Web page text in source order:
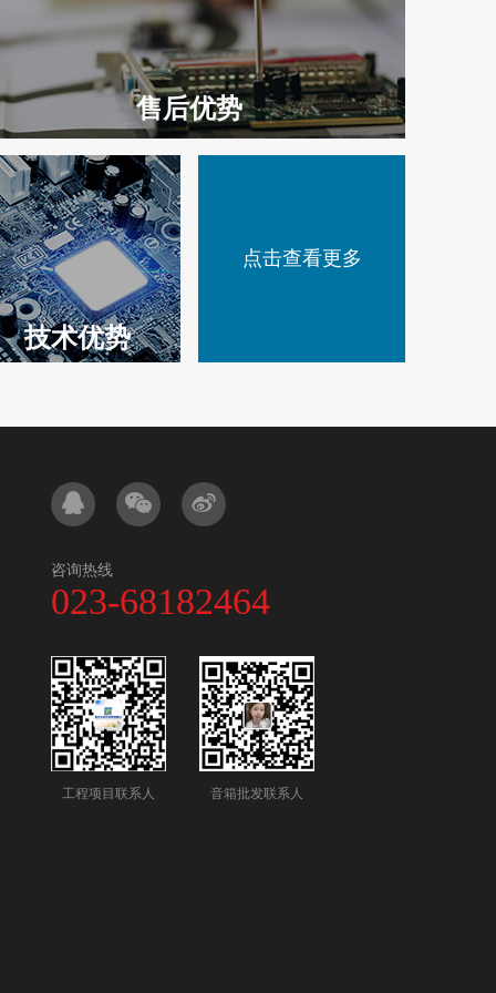
售后优势
好评如潮
技术优势
点击查看更多
咨询热线
023-68182464
工程项目联系人 音箱批发联系人